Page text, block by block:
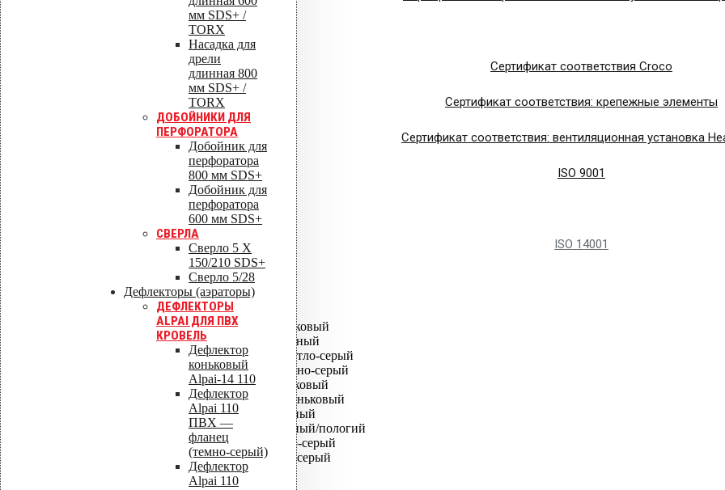
мм SDS+ /
TORX
Насадка для
дрели
длинная 800
мм SDS+ /
TORX
ДОБОЙНИКИ ДЛЯ
ПЕРФОРАТОРА
Добойник для
перфоратора
800 мм SDS+
Добойник для
перфоратора
600 мм SDS+
СВЕРЛА
Сверло 5 X
150/210 SDS+
Сверло 5/28
Дефлекторы (аэраторы)
ДЕФЛЕКТОРЫ
ALPAI ДЛЯ ПВХ
КРОВЕЛЬ
Дефлектор
коньковый
Alpai-14 110
Дефлектор
Alpai 110
ПВХ —
фланец
(темно-серый)
Дефлектор
Alpai 110
Сертификат соответствия Croco
Сертификат соответствия: крепежные элементы
Сертификат соответствия: вентиляционная установка
ISO 9001
ISO 14001
ALIPAI ДЕФЛЕКТОРЫ
ALIPAI-075 дефлектор
ALIPAI-075 дефлектор коньковый
ALIPAI-110 дефлектор - Черный
ALIPAI-110 дефлектор - Светло-серый
ALIPAI-110 дефлектор - Темно-серый
ALIPAI-110 дефлектор коньковый
ALIPAI-14 110 дефлектор коньковый
ALIPAI-110 дефлектор скатный
ALIPAI-110 дефлектор скатный/пологий
ALIPAI ПВХ -Ворот Светло-серый
ALIPAI ПВХ -Ворот Темно-серый
ALIPAI-160 дефлектор*
ALIPAI-160/620 дефлектор*